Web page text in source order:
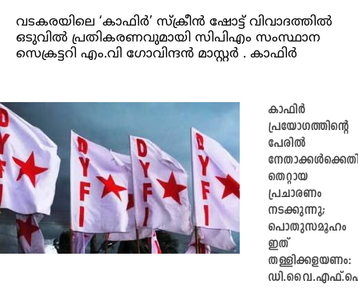
വടകരയിലെ ‘കാഫിർ’ സ്ക്രീന്‍ ഷോട്ട് വിവാദത്തിൽ
ഒടുവിൽ പ്രതികരണവുമായി സിപിഎം സംസ്ഥാന
സെക്രട്ടറി എം.വി ഗോവിന്ദൻ മാസ്റ്റർ . കാഫി‍ര്‍
കാഫിർ
പ്രയോഗത്തിന്റെ
പേരിൽ
തെറ്റായ
പ്രചാരണം
നടക്കുന്നു;
പൊതുസമൂഹം
ഇത്
തള്ളിക്കളയണം: